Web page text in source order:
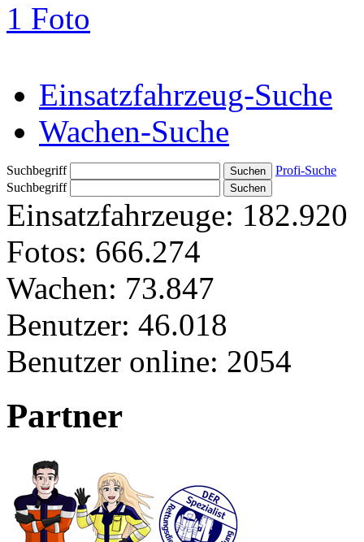
1 Foto
Einsatzfahrzeug-Suche
Wachen-Suche
Suchbegriff
Profi-Suche
Suchbegriff
Einsatzfahrzeuge: 182.920
Fotos: 666.274
Wachen: 73.847
Benutzer: 46.018
Benutzer online: 2054
Partner